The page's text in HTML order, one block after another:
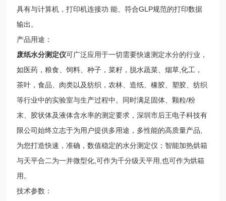
具有与计算机，打印机连接功 能、符合GLP规范的打印数据
输出。
产品用途：
废纸水分测定仪可广泛应用于一切需要快速测定水分的行业，
如医药，粮食、饲料、种子，菜籽，脱水蔬菜、烟草,化工，
茶叶，食品、肉类以及纺织，农林、造纸、橡胶、塑胶、纺织
等行业中的实验室与生产过程中。同时满足固体、颗粒/粉
末、胶状体及液体含水率的测定要求，深圳市后王电子科技有
限公司始终立志于为用户提供多用途，多性能的高质量产品,
为您打造快速，准确，数值稳定的水分测定仪；智能加热烘箱
与天平合二为一并微型化,可作为千分级天平用,也可作为烘箱
用。
技术参数：